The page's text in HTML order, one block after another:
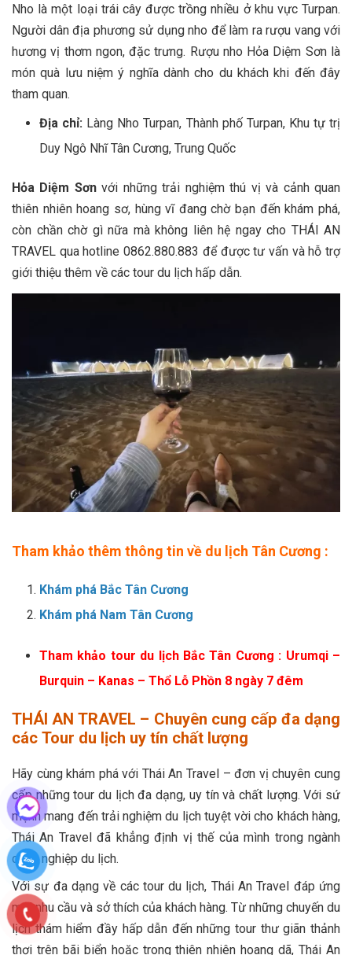
Nho là một loại trái cây được trồng nhiều ở khu vực Turpan.
Người dân địa phương sử dụng nho để làm ra rượu vang với
hương vị thơm ngon, đặc trưng. Rượu nho Hỏa Diệm Sơn là
món quà lưu niệm ý nghĩa dành cho du khách khi đến đây
tham quan.
Địa chỉ: Làng Nho Turpan, Thành phố Turpan, Khu tự trị
Duy Ngô Nhĩ Tân Cương, Trung Quốc
Hỏa Diệm Sơnvới những trải nghiệm thú vị và cảnh quan
thiên nhiên hoang sơ, hùng vĩ đang chờ bạn đến khám phá,
còn chần chờ gì nữa mà không liên hệ ngay cho THÁI AN
TRAVEL qua hotline 0862.880.883 để được tư vấn và hỗ trợ
giới thiệu thêm về các tour du lịch hấp dẫn.
Tham khảo thêm thông tin về du lịch Tân Cương :
Khám phá Bắc Tân Cương
Khám phá Nam Tân Cương
Tham khảo tour du lịch Bắc Tân Cương : Urumqi –
Burquin – Kanas – Thổ Lỗ Phồn 8 ngày 7 đêm
THÁI AN TRAVEL – Chuyên cung cấp đa dạng
các Tour du lịch uy tín chất lượng
Hãy cùng khám phá với Thái An Travel – đơn vị chuyên cung
cấp những tour du lịch đa dạng, uy tín và chất lượng. Với sứ
mệnh mang đến trải nghiệm du lịch tuyệt vời cho khách hàng,
Thái An Travel đã khẳng định vị thế của mình trong ngành
công nghiệp du lịch.
Với sự đa dạng về các tour du lịch, Thái An Travel đáp ứng
mọi nhu cầu và sở thích của khách hàng. Từ những chuyến du
lịch thám hiểm đầy hấp dẫn đến những tour thư giãn thảnh
thơi trên bãi biển hoặc trong thiên nhiên hoang dã, Thái An